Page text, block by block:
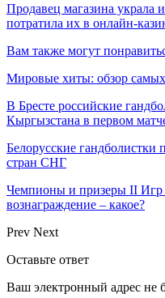
Продавец магазина украла
потратила их в онлайн-
Вам также могут
Мировые хиты: обзор
В Бресте российские
Кыргызстана в первом
Белорусские гандболистки
стран СНГ
Чемпионы и призеры II
вознаграждение – какое?
Prev Next
Оставьте ответ
Ваш электронный адрес не